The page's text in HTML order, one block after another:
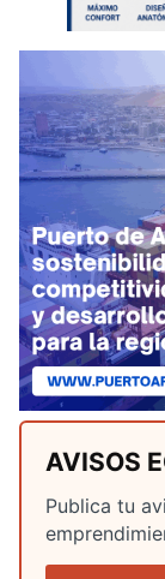
AVISOS
Publica tu